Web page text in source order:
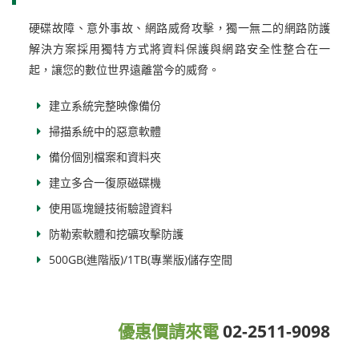
硬碟故障、意外事故、網路威脅攻擊，獨一無二的網路防護
解決方案採用獨特方式將資料保護與網路安全性整合在一
起，讓您的數位世界遠離當今的威脅。
建立系統完整映像備份
掃描系統中的惡意軟體
備份個別檔案和資料夾
建立多合一復原磁碟機
使用區塊鏈技術驗證資料
防勒索軟體和挖礦攻擊防護
500GB(進階版)/1TB(專業版)儲存空間
優惠價請來電02-2511-9098